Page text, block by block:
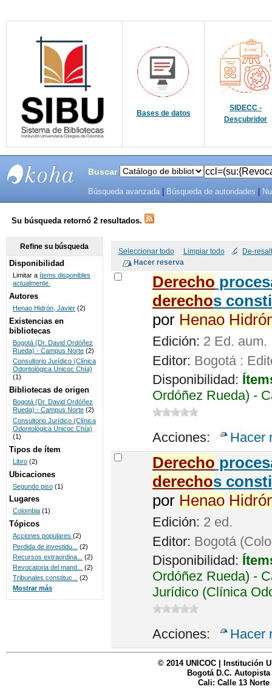
Bases de datos
SIDECC -
Descubridor
SISTEMAS
DE
BIBLIOTECAS
UNICOC
Buscar
Búsqueda avanzada Búsqueda de autoridades
Su búsqueda retornó 2 resultados.
Seleccionar todo Limpiar todo De-
Derecho
derechos
por Henao
Edición: 2 Ed. aum.
Editor: Bogotá :
Disponibilidad:
Ordóñez Rueda) -
Acciones: Hacer
Derecho
derechos
por Henao
Edición: 2 ed.
Editor: Bogotá
Disponibilidad:
Ordóñez Rueda) -
Jurídico (Clínica
Acciones: Hacer
Refine su búsqueda
Disponibilidad
Limitar a ítems disponibles
actualmente.
Autores
Henao Hidrón, Javier (2)
Existencias en
bibliotecas
Bogotá (Dr. David Ordóñez
Rueda) - Campus Norte (2)
Consultorio Jurídico (Clínica
Odontológica Unicoc Chía)
(1)
Bibliotecas de origen
Bogotá (Dr. David Ordóñez
Rueda) - Campus Norte (2)
Consultorio Jurídico (Clínica
Odontológica Unicoc Chía)
(1)
Tipos de ítem
Libro (2)
Ubicaciones
Segundo piso (1)
Lugares
Colombia (1)
Tópicos
Acciones populares (2)
Perdida de investidu...
(2)
Recursos extraordina...
(2)
Revocatoria del mand...
(2)
Tribunales constituc...
(2)
Mostrar más
© 2014 UNICOC | Institución
Bogotá D.C. Autopista
Cali: Calle 13 Norte